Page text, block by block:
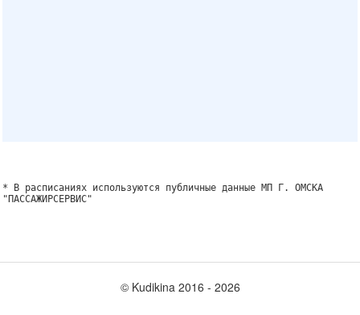
* В расписаниях используются публичные данные МП Г. ОМСКА
"ПАССАЖИРСЕРВИС"
© Kudikina 2016 ‐ 2026